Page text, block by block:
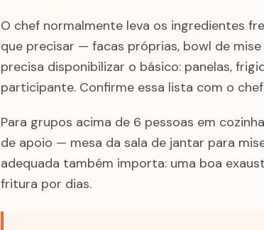
O chef normalmente leva os ingredientes
que precisar — facas próprias, bowl de
precisa disponibilizar o básico: panelas,
participante. Confirme essa lista com o
Para grupos acima de 6 pessoas em
de apoio — mesa da sala de jantar para
adequada também importa: uma boa
fritura por dias.